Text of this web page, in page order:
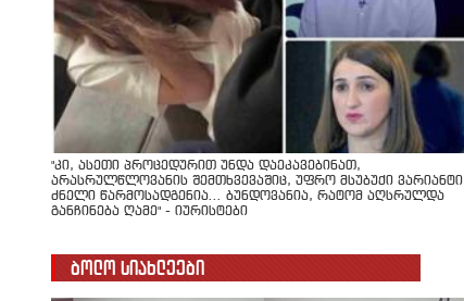
"კი, ასეთი პროცედურით უნდა დაეკავებინათ,
არასრულწლოვანის შემთხვევაშიც, უფრო მსუბუქი ვარიანტი
ძნელი წარმოსადგენია... ბუნდოვანია, რატომ აღსრულდა
განჩინება ღამე" - იურისტები
ბოლო სიახლეები